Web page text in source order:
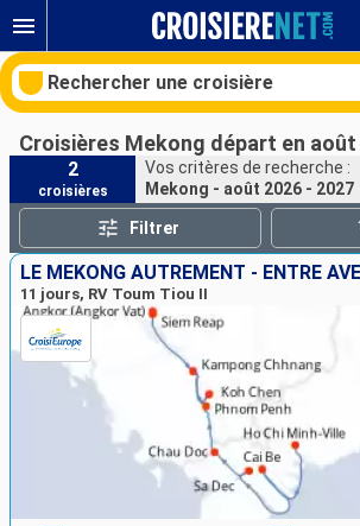
Rechercher une croisière
Nos destinations
Mois de départ
Ports
Rechercher
Croisières Mekong départ en août
2
croisières
Vos critères de recherche :
Mekong - août 2026 - 2027
Filtrer
11 jours, RV Toum Tiou II